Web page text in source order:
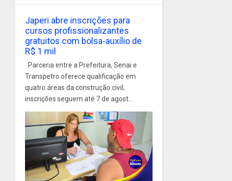
Japeri abre inscrições para
cursos profissionalizantes
gratuitos com bolsa-auxílio de
R$ 1 mil
Parceria entre a Prefeitura, Senai e
Transpetro oferece qualificação em
quatro áreas da construção civil;
inscrições seguem até 7 de agost...